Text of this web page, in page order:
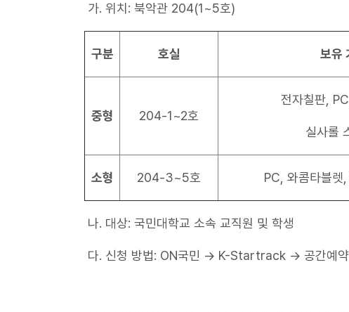
가. 위치: 북악관 204(1~5호)
구분 호실 보유
중형 204-1~2호
전자칠판,
실사롤
소형 204-3~5호 PC, 와콤타블렛
나. 대상: 국민대학교 소속 교직원 및 학생
다. 신청 방법: ON국민 → K-Startrack → 공간예